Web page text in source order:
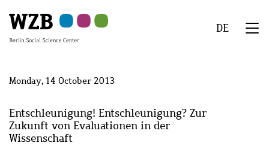
to
main
to
navigation
to
search
to
second
to
footer
DE
Monday, 14 October 2013
Entschleunigung! Entschleunigung? Zur
Zukunft von Evaluationen in der
Wissenschaft